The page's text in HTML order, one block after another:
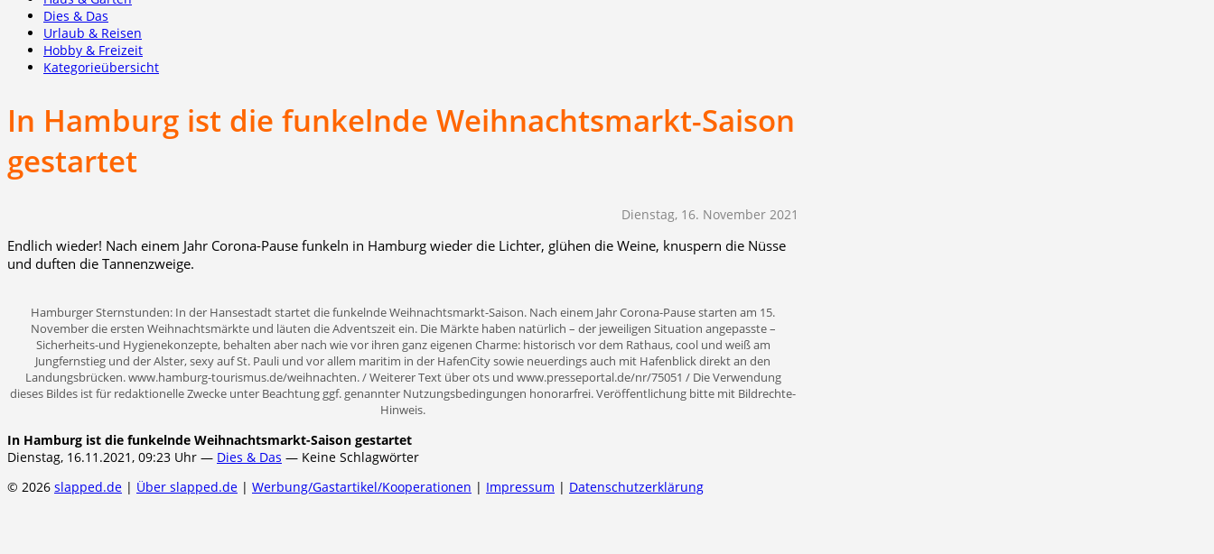
Dies & Das
Urlaub & Reisen
Hobby & Freizeit
Kategorieübersicht
In Hamburg ist die funkelnde Weihnachtsmarkt-Saison
gestartet
Dienstag, 16. November 2021
Endlich wieder! Nach einem Jahr Corona-Pause funkeln in Hamburg wieder die Lichter, glühen die Weine, knuspern die Nüsse
und duften die Tannenzweige.
Hamburger Sternstunden: In der Hansestadt startet die funkelnde Weihnachtsmarkt-Saison. Nach einem Jahr Corona-Pause starten am 15.
November die ersten Weihnachtsmärkte und läuten die Adventszeit ein. Die Märkte haben natürlich – der jeweiligen Situation angepasste –
Sicherheits-und Hygienekonzepte, behalten aber nach wie vor ihren ganz eigenen Charme: historisch vor dem Rathaus, cool und weiß am
Jungfernstieg und der Alster, sexy auf St. Pauli und vor allem maritim in der HafenCity sowie neuerdings auch mit Hafenblick direkt an den
Landungsbrücken. www.hamburg-tourismus.de/weihnachten. / Weiterer Text über ots und www.presseportal.de/nr/75051 / Die Verwendung
dieses Bildes ist für redaktionelle Zwecke unter Beachtung ggf. genannter Nutzungsbedingungen honorarfrei. Veröffentlichung bitte mit Bildrechte-
Hinweis.
In Hamburg ist die funkelnde Weihnachtsmarkt-Saison gestartet
Dienstag, 16.11.2021, 09:23 Uhr — Dies & Das — Keine Schlagwörter
© 2026 slapped.de | Über slapped.de | Werbung/Gastartikel/Kooperationen | Impressum | Datenschutzerklärung